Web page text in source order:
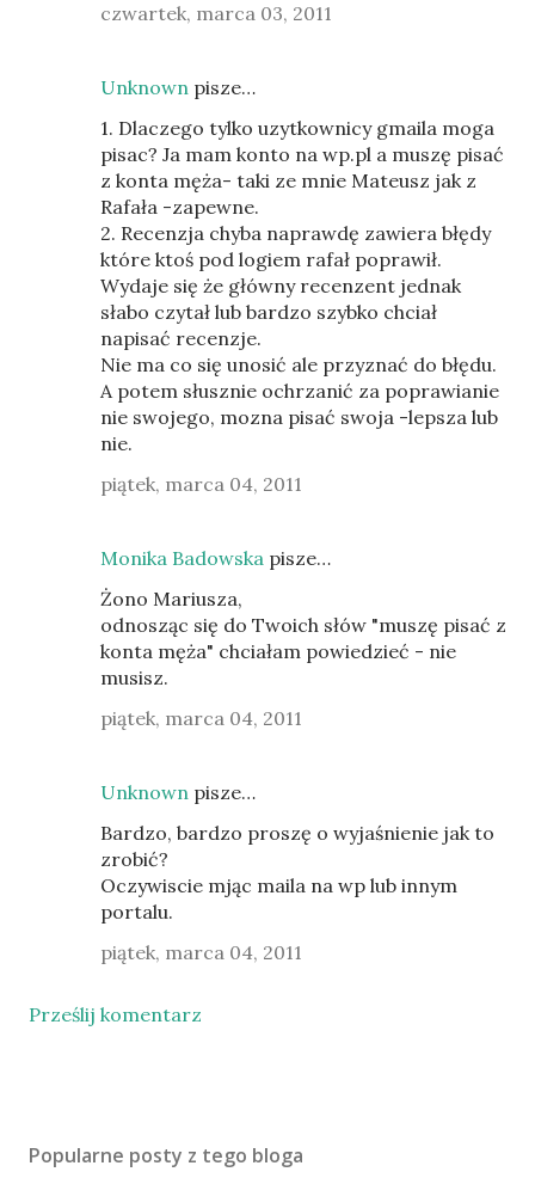
czwartek, marca 03, 2011
Unknown pisze…
1. Dlaczego tylko uzytkownicy gmaila moga
pisac? Ja mam konto na wp.pl a muszę pisać
z konta męża- taki ze mnie Mateusz jak z
Rafała -zapewne.
2. Recenzja chyba naprawdę zawiera błędy
które ktoś pod logiem rafał poprawił.
Wydaje się że główny recenzent jednak
słabo czytał lub bardzo szybko chciał
napisać recenzje.
Nie ma co się unosić ale przyznać do błędu.
A potem słusznie ochrzanić za poprawianie
nie swojego, mozna pisać swoja -lepsza lub
nie.
piątek, marca 04, 2011
Monika Badowska pisze…
Żono Mariusza,
odnosząc się do Twoich słów "muszę pisać z
konta męża" chciałam powiedzieć - nie
musisz.
piątek, marca 04, 2011
Unknown pisze…
Bardzo, bardzo proszę o wyjaśnienie jak to
zrobić?
Oczywiscie mjąc maila na wp lub innym
portalu.
piątek, marca 04, 2011
Prześlij komentarz
Popularne posty z tego bloga